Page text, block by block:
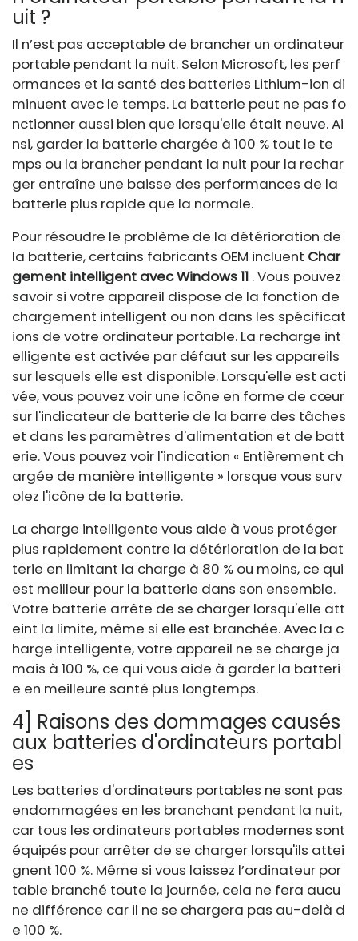
uit ?
Il n’est pas acceptable de brancher un ordinateur
portable pendant la nuit. Selon Microsoft, les perf
ormances et la santé des batteries Lithium-ion di
minuent avec le temps. La batterie peut ne pas fo
nctionner aussi bien que lorsqu'elle était neuve. Ai
nsi, garder la batterie chargée à 100 % tout le te
mps ou la brancher pendant la nuit pour la rechar
ger entraîne une baisse des performances de la
batterie plus rapide que la normale.
Pour résoudre le problème de la détérioration de
la batterie, certains fabricants OEM incluent Char
gement intelligent avec Windows 11 . Vous pouvez
savoir si votre appareil dispose de la fonction de
chargement intelligent ou non dans les spécificat
ions de votre ordinateur portable. La recharge int
elligente est activée par défaut sur les appareils
sur lesquels elle est disponible. Lorsqu'elle est acti
vée, vous pouvez voir une icône en forme de cœur
sur l'indicateur de batterie de la barre des tâches
et dans les paramètres d'alimentation et de batt
erie. Vous pouvez voir l'indication « Entièrement ch
argée de manière intelligente » lorsque vous surv
olez l'icône de la batterie.
La charge intelligente vous aide à vous protéger
plus rapidement contre la détérioration de la bat
terie en limitant la charge à 80 % ou moins, ce qui
est meilleur pour la batterie dans son ensemble.
Votre batterie arrête de se charger lorsqu'elle att
eint la limite, même si elle est branchée. Avec la c
harge intelligente, votre appareil ne se charge ja
mais à 100 %, ce qui vous aide à garder la batteri
e en meilleure santé plus longtemps.
4] Raisons des dommages causés
aux batteries d'ordinateurs portabl
es
Les batteries d'ordinateurs portables ne sont pas
endommagées en les branchant pendant la nuit,
car tous les ordinateurs portables modernes sont
équipés pour arrêter de se charger lorsqu'ils attei
gnent 100 %. Même si vous laissez l’ordinateur por
table branché toute la journée, cela ne fera aucu
ne différence car il ne se chargera pas au-delà d
e 100 %.